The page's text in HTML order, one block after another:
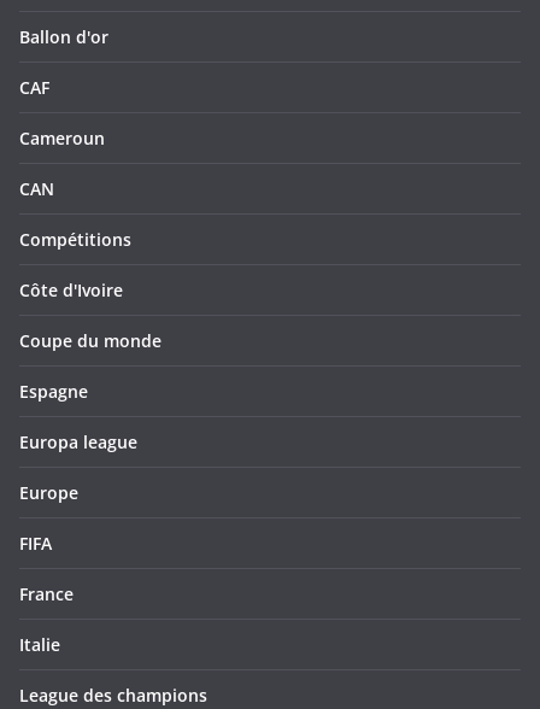
Ballon d'or
CAF
Cameroun
CAN
Compétitions
Côte d'Ivoire
Coupe du monde
Espagne
Europa league
Europe
FIFA
France
Italie
League des champions